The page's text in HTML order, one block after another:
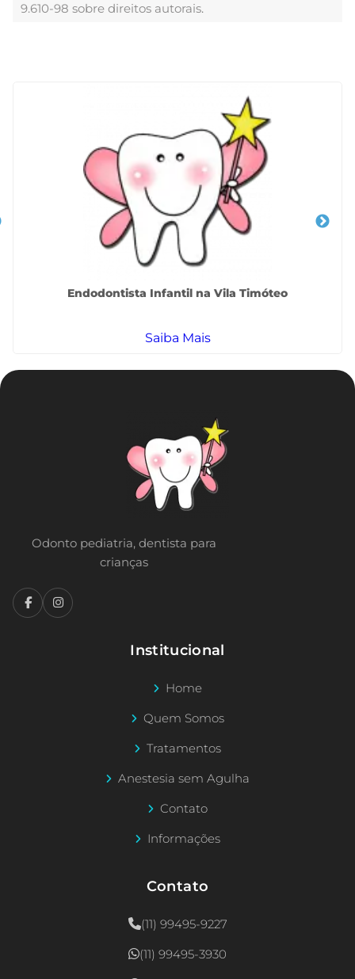
9.610-98 sobre direitos autorais.
Endodontista Infantil na Vila Timóteo
Saiba Mais
Odonto pediatria, dentista para
crianças
Institucional
Home
Quem Somos
Tratamentos
Anestesia sem Agulha
Contato
Informações
Contato
(11) 99495-9227
(11) 99495-3930